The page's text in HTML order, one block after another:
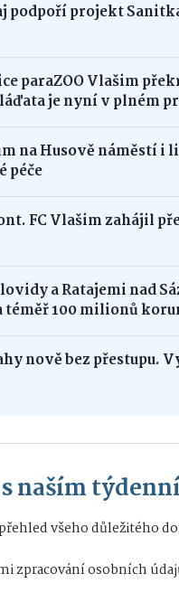
podpoří projekt
paraZOO Vlašim
je nyní v plném
na Husově náměstí i
péče
FC Vlašim zahájil
a Ratajemi nad
téměř 100 milionů
nově bez přestupu.
naším
všeho důležitého
zpracování osobních